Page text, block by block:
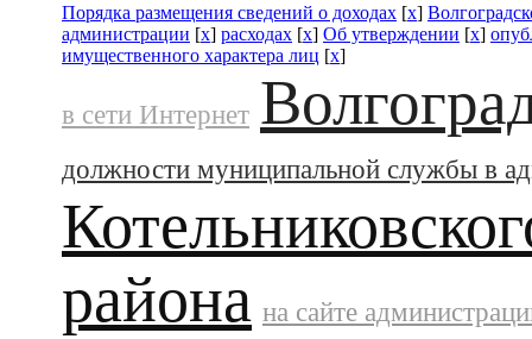
Порядка размещения сведений о доходах [x]
администрации [x] расходах [x] Об утверждении [x]
имущественного характера лиц [x]
в сети Интернет
должности муниципальной службы в
района на сайте